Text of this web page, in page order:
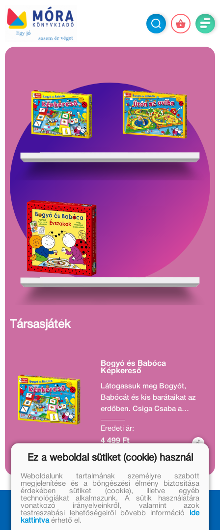
Társasjáték
Bogyó és Babóca
Képkereső
Látogassuk meg Bogyót,
Babócát és kis barátaikat az
erdőben. Csiga Csaba a
polippal játszik, Babócáék
vidáman zenélnek, míg
Baltazárék egy léghajóval
indulnak kalandos
Eredeti ár:
4 499 Ft
Ez a weboldal sütiket (cookie) használ
Weboldalunk tartalmának személyre szabott
megjelenítése és a böngészési élmény biztosítása
érdekében sütiket (cookie), illetve egyéb
technológiákat alkalmazunk. A sütik használatára
vonatkozó irányelveinkről, valamint azok
testreszabási lehetőségeiről bővebb információ
ide
kattintvaérhető el.